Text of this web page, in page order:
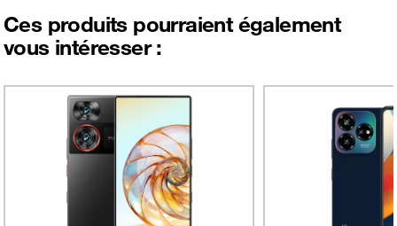
Ces produits pourraient également
vous intéresser :